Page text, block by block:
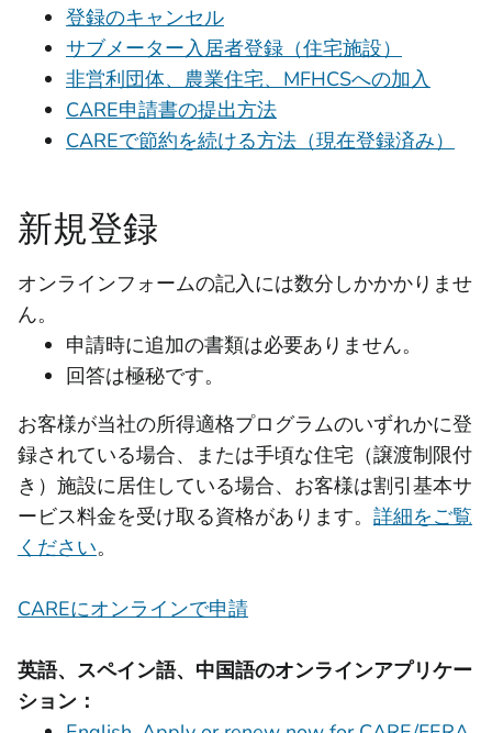
登録のキャンセル
サブメーター入居者登録（住宅施設）
非営利団体、農業住宅、MFHCSへの加入
CARE申請書の提出方法
CAREで節約を続ける方法（現在登録済み）
新規登録
オンラインフォームの記入には数分しかかかりませ
ん。
申請時に追加の書類は必要ありません。
回答は極秘です。
お客様が当社の所得適格プログラムのいずれかに登
録されている場合、または手頃な住宅（譲渡制限付
き）施設に居住している場合、お客様は割引基本サ
ービス料金を受け取る資格があります。 詳細をご覧
ください。
CAREにオンラインで申請
英語、スペイン語、中国語のオンラインアプリケー
ション：